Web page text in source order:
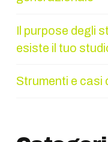
Il purpose degli
esiste il tuo
Strumenti e casi